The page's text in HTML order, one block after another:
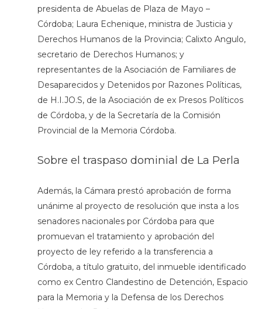
presidenta de Abuelas de Plaza de Mayo –
Córdoba; Laura Echenique, ministra de Justicia y
Derechos Humanos de la Provincia; Calixto Angulo,
secretario de Derechos Humanos; y
representantes de la Asociación de Familiares de
Desaparecidos y Detenidos por Razones Políticas,
de H.I.JO.S, de la Asociación de ex Presos Políticos
de Córdoba, y de la Secretaría de la Comisión
Provincial de la Memoria Córdoba.
Sobre el traspaso dominial de La Perla
Además, la Cámara prestó aprobación de forma
unánime al proyecto de resolución que insta a los
senadores nacionales por Córdoba para que
promuevan el tratamiento y aprobación del
proyecto de ley referido a la transferencia a
Córdoba, a título gratuito, del inmueble identificado
como ex Centro Clandestino de Detención, Espacio
para la Memoria y la Defensa de los Derechos